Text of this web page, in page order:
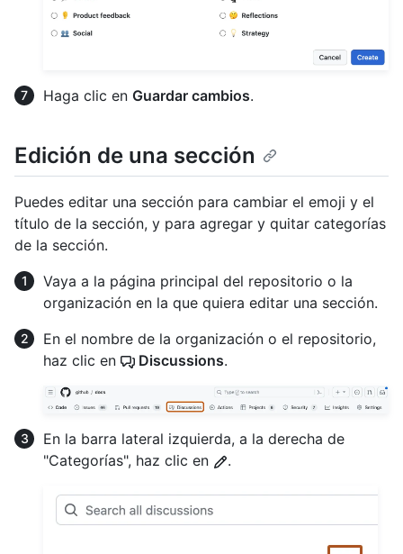
Haga clic en Guardar cambios.
Edición de una sección
Puedes editar una sección para cambiar el emoji y el
título de la sección, y para agregar y quitar categorías
de la sección.
Vaya a la página principal del repositorio o la
organización en la que quiera editar una sección.
En el nombre de la organización o el repositorio,
haz clic en
Discussions.
En la barra lateral izquierda, a la derecha de
"Categorías", haz clic en
.